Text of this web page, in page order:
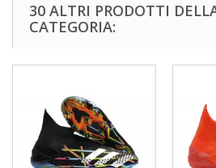
30 ALTRI PRODOTTI
CATEGORIA: